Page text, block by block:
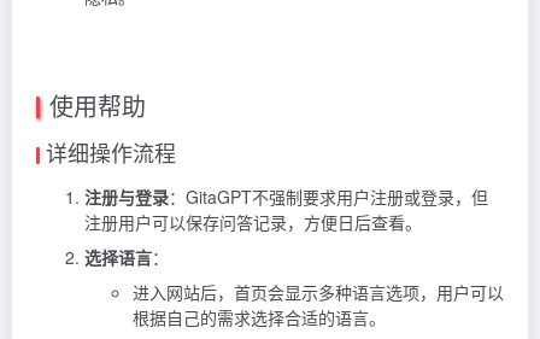
使用帮助
详细操作流程
注册与登录：GitaGPT不强制要求用户注册或登录，但
注册用户可以保存问答记录，方便日后查看。
选择语言：
进入网站后，首页会显示多种语言选项，用户可以
根据自己的需求选择合适的语言。